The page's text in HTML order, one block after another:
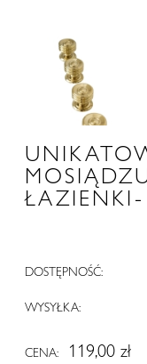
DOSTĘPNOŚĆ:
WYSYŁKA:
CENA: 119,00 zł